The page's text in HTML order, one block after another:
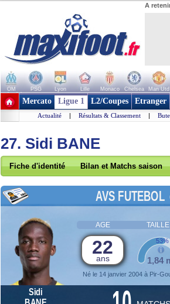
A
OM PSG Lyon Lille Monaco Chelsea Man Utd
+ de clubs
Mercato Ligue 1 L2/Coupes Etranger
Actualité | Résultats & Classement |
27. Sidi BANE
Fiche d'identité Bilan et Matchs saison
AVS FUTEBOL
AGE TAILLE
22
ans
Né le 14 janvier 2004 à Pir-
1,84
53%
Sidi